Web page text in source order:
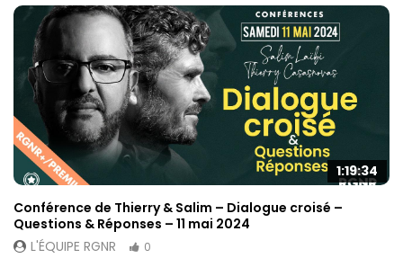
1:19:34
Conférence de Thierry & Salim – Dialogue croisé –
Questions & Réponses – 11 mai 2024
L'ÉQUIPE RGNR
0